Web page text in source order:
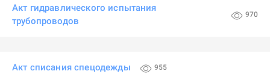
Акт гидравлического испытания
трубопроводов
970
Акт списания спецодежды 955